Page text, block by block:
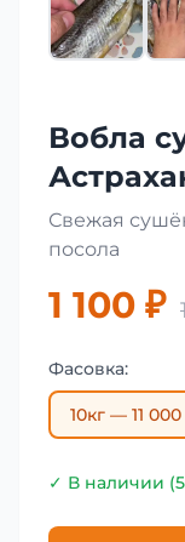
Вобла
Свежая
посола
1 100 ₽
Фасовка:
10кг — 11 000
✓ В наличии